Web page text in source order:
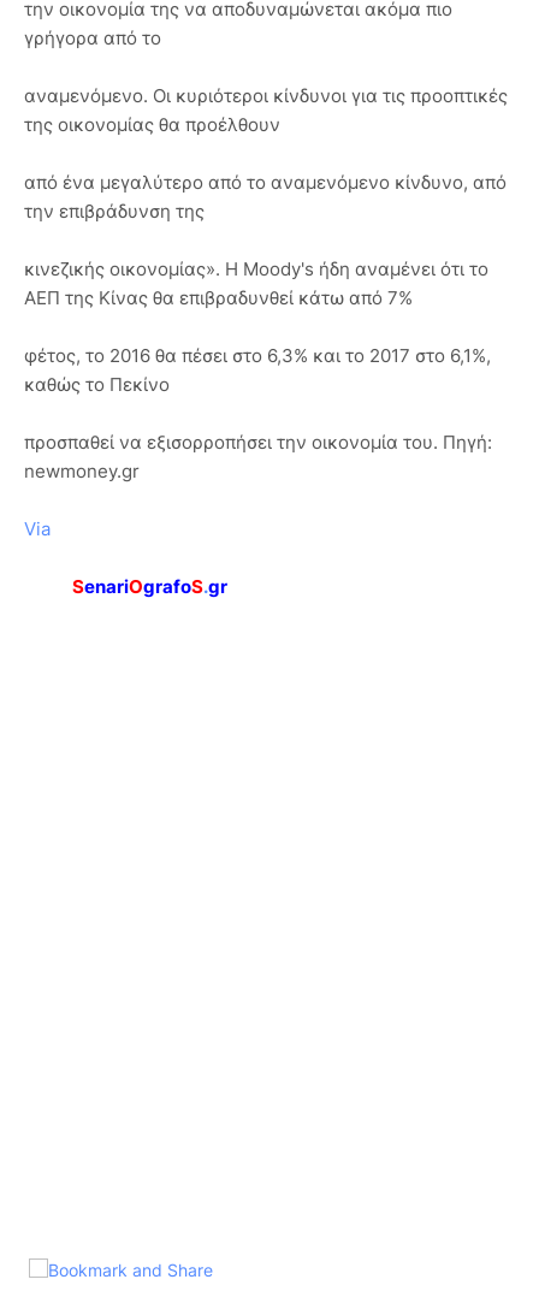
την οικονομία της να αποδυναμώνεται ακόμα πιο
γρήγορα από το
αναμενόμενο. Οι κυριότεροι κίνδυνοι για τις προοπτικές
της οικονομίας θα προέλθουν
από ένα μεγαλύτερο από το αναμενόμενο κίνδυνο, από
την επιβράδυνση της
κινεζικής οικονομίας». Η Moody's ήδη αναμένει ότι το
ΑΕΠ της Κίνας θα επιβραδυνθεί κάτω από 7%
φέτος, το 2016 θα πέσει στο 6,3% και το 2017 στο 6,1%,
καθώς το Πεκίνο
προσπαθεί να εξισορροπήσει την οικονομία του. Πηγή:
newmoney.gr
Via
SenariOgrafoS.gr